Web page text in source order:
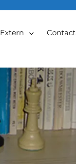
Extern Contact